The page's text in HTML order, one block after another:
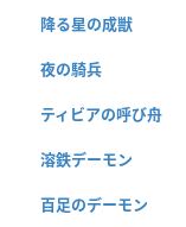
降る星の成獣
夜の騎兵
ティビアの呼び舟
溶鉄デーモン
百足のデーモン